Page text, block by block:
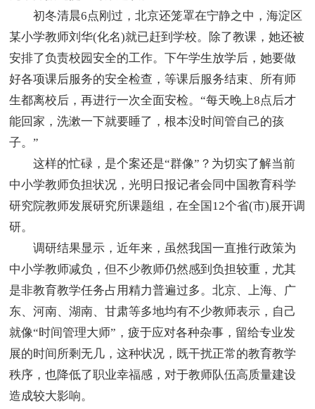
初冬清晨6点刚过，北京还笼罩在宁静之中，海淀区
某小学教师刘华(化名)就已赶到学校。除了教课，她还被
安排了负责校园安全的工作。下午学生放学后，她要做
好各项课后服务的安全检查，等课后服务结束、所有师
生都离校后，再进行一次全面安检。“每天晚上8点后才
能回家，洗漱一下就要睡了，根本没时间管自己的孩
子。”
这样的忙碌，是个案还是“群像”？为切实了解当前
中小学教师负担状况，光明日报记者会同中国教育科学
研究院教师发展研究所课题组，在全国12个省(市)展开调
研。
调研结果显示，近年来，虽然我国一直推行政策为
中小学教师减负，但不少教师仍然感到负担较重，尤其
是非教育教学任务占用精力普遍过多。北京、上海、广
东、河南、湖南、甘肃等多地均有不少教师表示，自己
就像“时间管理大师”，疲于应对各种杂事，留给专业发
展的时间所剩无几，这种状况，既干扰正常的教育教学
秩序，也降低了职业幸福感，对于教师队伍高质量建设
造成较大影响。